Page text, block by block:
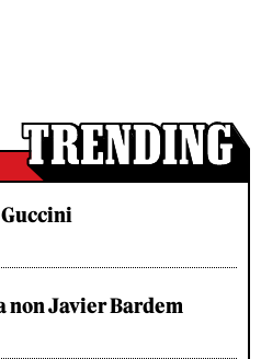
non Javier Bardem